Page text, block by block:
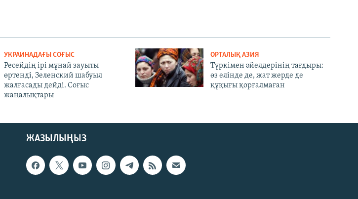
УКРАИНАДАҒЫ СОҒЫС
Ресейдің ірі мұнай зауыты
өртенді, Зеленский шабуыл
жалғасады дейді. Соғыс
жаңалықтары
ОРТАЛЫҚ АЗИЯ
Түркімен әйелдерінің тағдыры:
өз елінде де, жат жерде де
құқығы қорғалмаған
ЖАЗЫЛЫҢЫЗ